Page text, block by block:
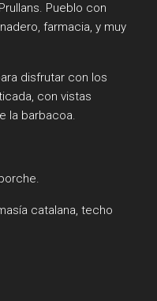
Pueblo con
farmacia, y muy
disfrutar con los
con vistas
la barbacoa.
catalana, techo